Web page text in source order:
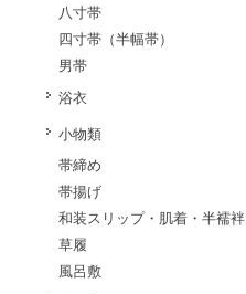
八寸帯
四寸帯（半幅帯）
男帯
浴衣
小物類
帯締め
帯揚げ
和装スリップ・肌着・半襦袢
草履
風呂敷